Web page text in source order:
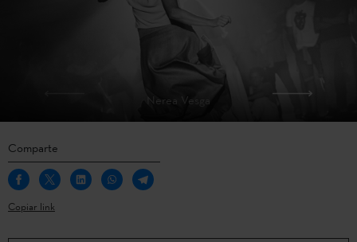
Nerea Vesga
Comparte
Copiar link